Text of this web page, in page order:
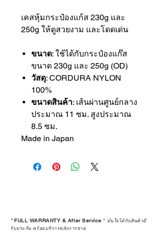
เคสหุ้มกระป๋องแก้ส 230g และ
250g ให้ดูสวยงาม และโดดเด่น
ขนาด: ใช้ได้กับกระป๋องแก๊ส
ขนาด 230g และ 250g (OD)
วัสดุ: CORDURA NYLON
100%
ขนาดสินค้า: เส้นผ่านศูนย์กลาง
ประมาณ 11 ซม. สูงประมาณ
8.5 ซม.
Made in Japan
*FULL WARRANTY & After Service * มั่นใจได้กับสินค้ามี
รับประกัน พร้อมบริการหลังการขาย